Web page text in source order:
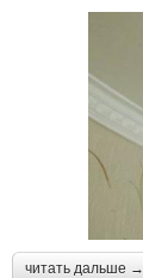
читать дальше →